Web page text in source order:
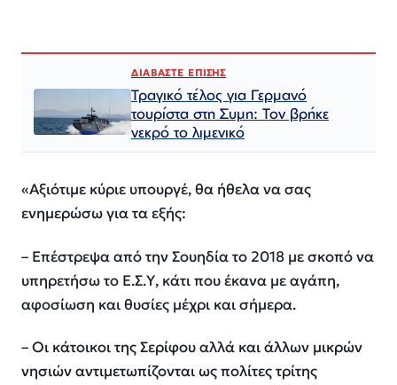
ΔΙΑΒΑΣΤΕ ΕΠΙΣΗΣ
Τραγικό τέλος για Γερμανό
τουρίστα στη Συμη: Τον βρήκε
νεκρό το λιμενικό
«Αξιότιμε κύριε υπουργέ, θα ήθελα να σας
ενημερώσω για τα εξής:
– Επέστρεψα από την Σουηδία το 2018 με σκοπό να
υπηρετήσω το Ε.Σ.Υ, κάτι που έκανα με αγάπη,
αφοσίωση και θυσίες μέχρι και σήμερα.
– Οι κάτοικοι της Σερίφου αλλά και άλλων μικρών
νησιών αντιμετωπίζονται ως πολίτες τρίτης